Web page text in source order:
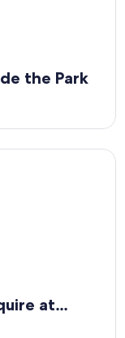
the Park
at
Canyon by IHG